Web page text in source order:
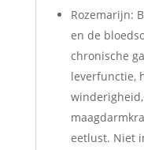
Rozemarijn:
en de
chronische
leverfunctie,
eetlust. Niet